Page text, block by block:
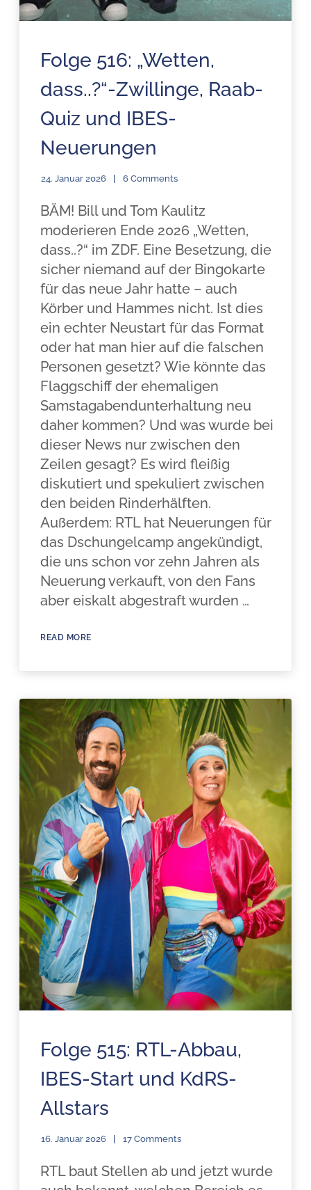
Folge 516: „Wetten,
dass..?“-Zwillinge, Raab-
Quiz und IBES-
Neuerungen
24. Januar 2026 6 Comments
BÄM! Bill und Tom Kaulitz
moderieren Ende 2026 „Wetten,
dass..?“ im ZDF. Eine Besetzung, die
sicher niemand auf der Bingokarte
für das neue Jahr hatte – auch
Körber und Hammes nicht. Ist dies
ein echter Neustart für das Format
oder hat man hier auf die falschen
Personen gesetzt? Wie könnte das
Flaggschiff der ehemaligen
Samstagabendunterhaltung neu
daher kommen? Und was wurde bei
dieser News nur zwischen den
Zeilen gesagt? Es wird fleißig
diskutiert und spekuliert zwischen
den beiden Rinderhälften.
Außerdem: RTL hat Neuerungen für
das Dschungelcamp angekündigt,
die uns schon vor zehn Jahren als
Neuerung verkauft, von den Fans
aber eiskalt abgestraft wurden …
READ MORE
Folge 515: RTL-Abbau,
IBES-Start und KdRS-
Allstars
16. Januar 2026 17 Comments
RTL baut Stellen ab und jetzt wurde